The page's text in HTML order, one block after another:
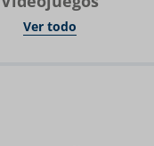
Ver todo